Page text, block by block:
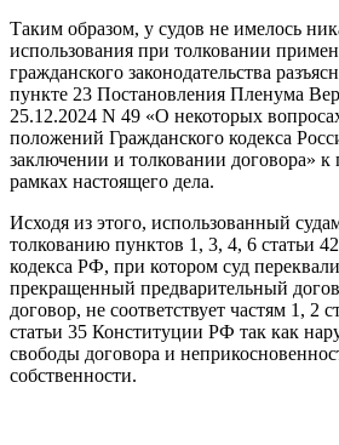
Таким образом, у судов не имелось
использования при толковании
гражданского законодательства
пункте 23 Постановления Пленума
25.12.2024 N 49 «О некоторых
положений Гражданского кодекса
заключении и толковании договора»
рамках настоящего дела.
Исходя из этого, использованный
толкованию пунктов 1, 3, 4, 6 статьи
кодекса РФ, при котором суд
прекращенный предварительный
договор, не соответствует частям 1, 2
статьи 35 Конституции РФ так как
свободы договора и
собственности.